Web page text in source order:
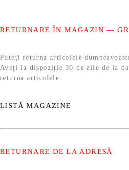
RETURNARE ÎN MAGAZIN —
Puteți returna articolele
Aveți la dispoziție 30 de zile de la
returna articolele.
LISTĂ MAGAZINE
RETURNARE DE LA ADRESĂ